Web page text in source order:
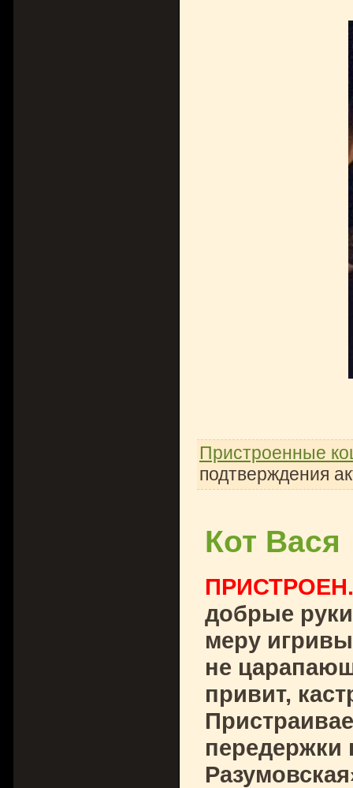
Пристроенные
подтверждения
Кот Вася
ПРИСТРОЕН.
добрые
меру
не
привит,
передержки